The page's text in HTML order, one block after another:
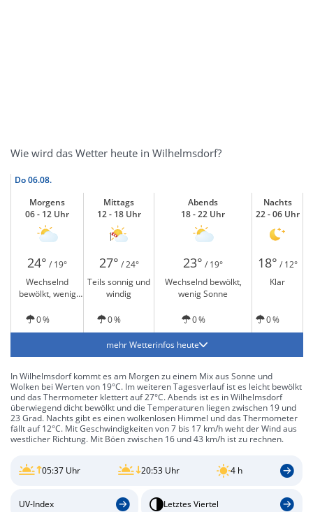
Wie wird das Wetter heute in Wilhelmsdorf?
Do06.08.
Morgens
06 - 12 Uhr
Mittags
12 - 18 Uhr
Abends
18 - 22 Uhr
Nachts
22 - 06 Uhr
24° / 19° 27° / 24° 23° / 19° 18° / 12°
Wechselnd
bewölkt, wenig
Teils sonnig und
windig
Wechselnd bewölkt,
wenig Sonne
Klar
0 % 0 % 0 % 0 %
mehr Wetterinfos heute
In Wilhelmsdorf kommt es am Morgen zu einem Mix aus Sonne und
Wolken bei Werten von 19°C. Im weiteren Tagesverlauf ist es leicht bewölkt
und das Thermometer klettert auf 27°C. Abends ist es in Wilhelmsdorf
überwiegend dicht bewölkt und die Temperaturen liegen zwischen 19 und
23 Grad. Nachts gibt es einen wolkenlosen Himmel und das Thermometer
fällt auf 12°C. Mit Geschwindigkeiten von 7 bis 17 km/h weht der Wind aus
westlicher Richtung. Mit Böen zwischen 16 und 43 km/h ist zu rechnen.
05:37 Uhr 20:53 Uhr 4 h
UV-Index Letztes Viertel